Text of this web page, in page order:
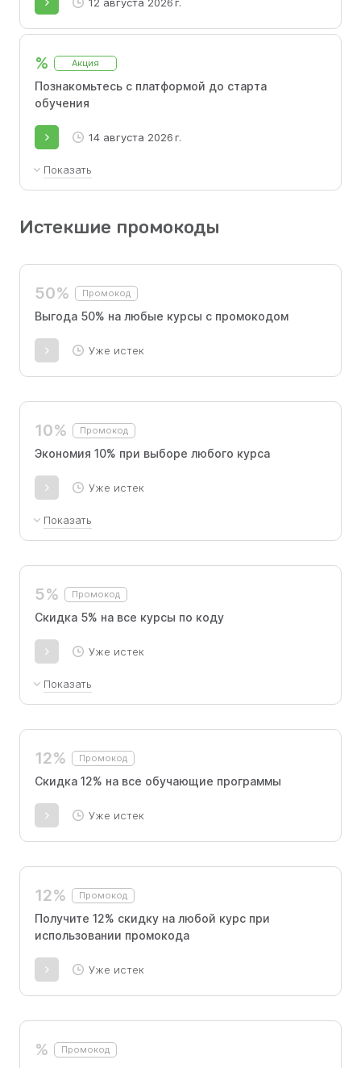
% Акция
Познакомьтесь с платформой до старта
обучения
14 августа 2026 г.
Показать
процесс
Истекшие промокоды
50% Промокод
Выгода 50% на любые курсы с промокодом
Уже истек
10% Промокод
Экономия 10% при выборе любого курса
Уже истек
Показать
5% Промокод
Скидка 5% на все курсы по коду
Уже истек
Показать
разработчик, Аналитик данных, Инженер по
SQL для анализа данных, Финансовая
грамотность, Excel для анализа данных.
12% Промокод
Скидка 12% на все обучающие программы
Уже истек
12% Промокод
Получите 12% скидку на любой курс при
использовании промокода
Уже истек
% Промокод